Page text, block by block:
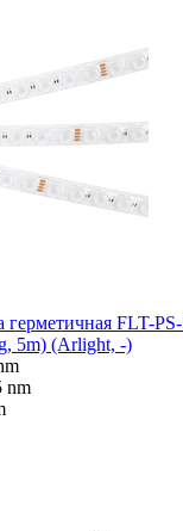
герметичная FLT-
5m) (Arlight, -)
nm